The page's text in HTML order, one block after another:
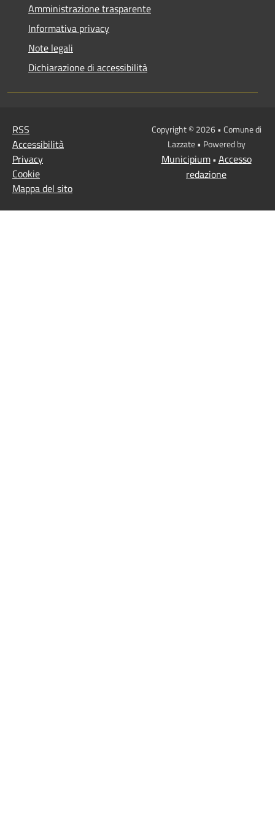
Amministrazione trasparente
Informativa privacy
Note legali
Dichiarazione di accessibilità
RSS
Accessibilità
Privacy
Cookie
Mappa del sito
Copyright © 2026 • Comune di
Lazzate • Powered by
Municipium• Accesso
redazione